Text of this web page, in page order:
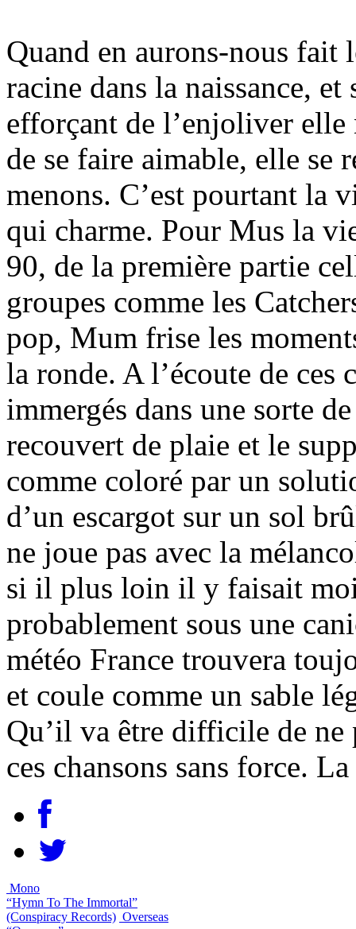
Quand en aurons-nous
racine dans la naissance,
efforçant de l’enjoliver
de se faire aimable, elle se
menons. C’est pourtant la
qui charme. Pour Mus la
90, de la première partie
groupes comme les
pop, Mum frise les
la ronde. A l’écoute de ces
immergés dans une sorte
recouvert de plaie et le
comme coloré par un
d’un escargot sur un sol
ne joue pas avec la
si il plus loin il y faisait
probablement sous une
météo France trouvera
et coule comme un sable
Qu’il va être difficile de ne
ces chansons sans force.
Mono
“Hymn To The Immortal”
(Conspiracy Records) Overseas